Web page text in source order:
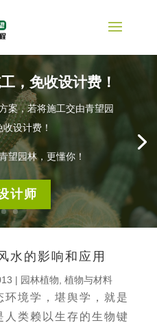
，免收设计费！
案，若将施工交由青望园
设计费！
园林，更懂你！
计师
水的影响和应用
| 园林植物 植物与材料
环境学，堪舆学，就是
人类赖以生存的生物键